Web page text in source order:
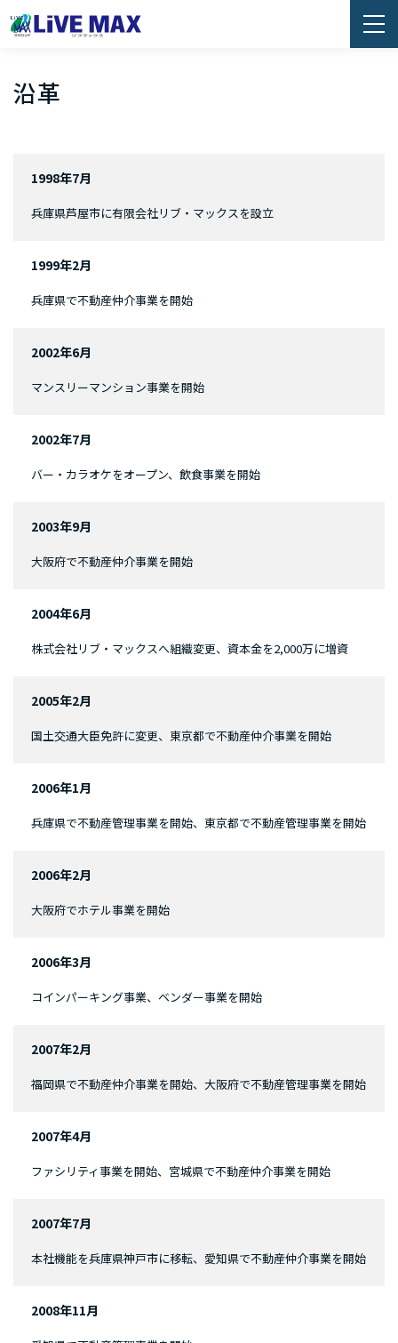
沿革
1998年7月
兵庫県芦屋市に有限会社リブ・マックスを設立
1999年2月
兵庫県で不動産仲介事業を開始
2002年6月
マンスリーマンション事業を開始
2002年7月
バー・カラオケをオープン、飲食事業を開始
2003年9月
大阪府で不動産仲介事業を開始
2004年6月
株式会社リブ・マックスへ組織変更、資本金を2,000万に増資
2005年2月
国土交通大臣免許に変更、東京都で不動産仲介事業を開始
2006年1月
兵庫県で不動産管理事業を開始、東京都で不動産管理事業を開始
2006年2月
大阪府でホテル事業を開始
2006年3月
コインパーキング事業、ベンダー事業を開始
2007年2月
福岡県で不動産仲介事業を開始、大阪府で不動産管理事業を開始
2007年4月
ファシリティ事業を開始、宮城県で不動産仲介事業を開始
2007年7月
本社機能を兵庫県神戸市に移転、愛知県で不動産仲介事業を開始
2008年11月